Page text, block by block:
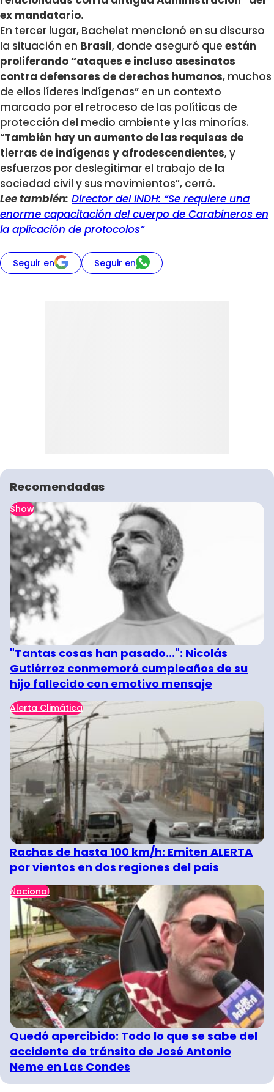
ex mandatario.
En tercer lugar, Bachelet mencionó en su discurso
la situación en Brasil, donde aseguró que están
proliferando “ataques e incluso asesinatos
contra defensores de derechos humanos, muchos
de ellos líderes indígenas” en un contexto
marcado por el retroceso de las políticas de
protección del medio ambiente y las minorías.
“También hay un aumento de las requisas de
tierras de indígenas y afrodescendientes, y
esfuerzos por deslegitimar el trabajo de la
sociedad civil y sus movimientos”, cerró.
Lee también: Director del INDH: “Se requiere una
enorme capacitación del cuerpo de Carabineros en
la aplicación de protocolos”
Seguir en Seguir en
Recomendadas
Show
"Tantas cosas han pasado...": Nicolás
Gutiérrez conmemoró cumpleaños de su
hijo fallecido con emotivo mensaje
Alerta Climática
Rachas de hasta 100 km/h: Emiten ALERTA
por vientos en dos regiones del país
Nacional
Quedó apercibido: Todo lo que se sabe del
accidente de tránsito de José Antonio
Neme en Las Condes